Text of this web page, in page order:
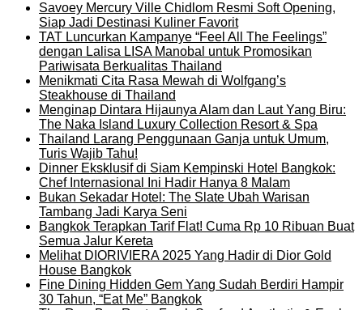
Savoey Mercury Ville Chidlom Resmi Soft Opening,
Siap Jadi Destinasi Kuliner Favorit
TAT Luncurkan Kampanye “Feel All The Feelings”
dengan Lalisa LISA Manobal untuk Promosikan
Pariwisata Berkualitas Thailand
Menikmati Cita Rasa Mewah di Wolfgang’s
Steakhouse di Thailand
Menginap Dintara Hijaunya Alam dan Laut Yang Biru:
The Naka Island Luxury Collection Resort & Spa
Thailand Larang Penggunaan Ganja untuk Umum,
Turis Wajib Tahu!
Dinner Eksklusif di Siam Kempinski Hotel Bangkok:
Chef Internasional Ini Hadir Hanya 8 Malam
Bukan Sekadar Hotel: The Slate Ubah Warisan
Tambang Jadi Karya Seni
Bangkok Terapkan Tarif Flat! Cuma Rp 10 Ribuan Buat
Semua Jalur Kereta
Melihat DIORIVIERA 2025 Yang Hadir di Dior Gold
House Bangkok
Fine Dining Hidden Gem Yang Sudah Berdiri Hampir
30 Tahun, “Eat Me” Bangkok